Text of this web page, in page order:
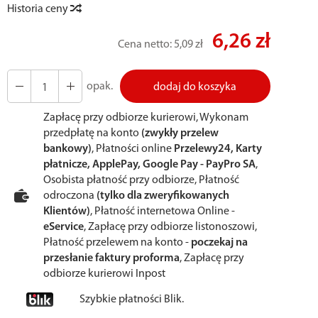
Historia ceny
Cena netto: 5,09 zł 6,26 zł
opak. dodaj do koszyka
Zapłacę przy odbiorze kurierowi, Wykonam
przedpłatę na konto (zwykły przelew
bankowy), Płatności online Przelewy24, Karty
płatnicze, ApplePay, Google Pay - PayPro SA,
Osobista płatność przy odbiorze, Płatność
odroczona (tylko dla zweryfikowanych
Klientów), Płatność internetowa Online -
eService, Zapłacę przy odbiorze listonoszowi,
Płatność przelewem na konto - poczekaj na
przesłanie faktury proforma, Zapłacę przy
odbiorze kurierowi Inpost
Szybkie płatności Blik.